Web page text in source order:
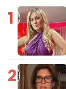
1
2